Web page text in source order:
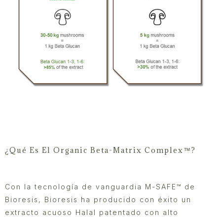
¿Qué Es El Organic Beta-Matrix Complex™?
Con la tecnología de vanguardia M-SAFE™ de
Bioresis, Bioresis ha producido con éxito un
extracto acuoso Halal patentado con alto